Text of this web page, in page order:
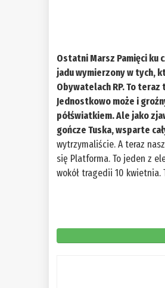
Ostatni Marsz Pamięci ku
jadu wymierzony w tych,
Obywatelach RP. To
Jednostkowo może i
półświatkiem. Ale jako
gończe Tuska, wsparte
wytrzymaliście. A teraz
się Platforma. To jeden z
wokół tragedii 10 kwietnia.